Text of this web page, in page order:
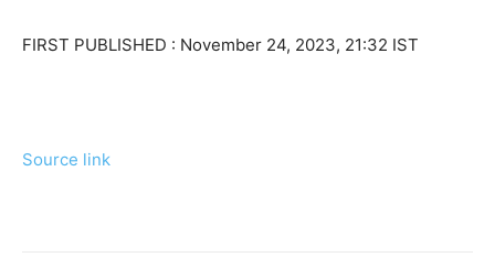
FIRST PUBLISHED : November 24, 2023, 21:32 IST
Source link